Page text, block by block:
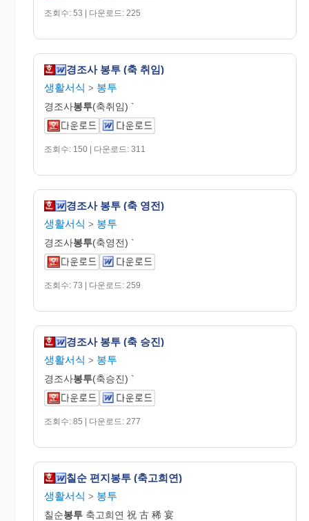
조회수: 53 | 다운로드: 225
경조사 봉투 (축 취임)
생활서식 > 봉투
경조사봉투(축취임) `
조회수: 150 | 다운로드: 311
경조사 봉투 (축 영전)
생활서식 > 봉투
경조사봉투(축영전) `
조회수: 73 | 다운로드: 259
경조사 봉투 (축 승진)
생활서식 > 봉투
경조사봉투(축승진) `
조회수: 85 | 다운로드: 277
칠순 편지봉투 (축고희연)
생활서식 > 봉투
칠순봉투 축고희연 祝 古 稀 宴